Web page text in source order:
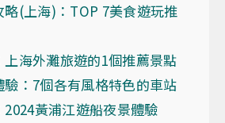
(上海)：TOP 7美食遊玩推
海外灘旅遊的1個推薦景點
：7個各有風格特色的車站
黃浦江遊船夜景體驗